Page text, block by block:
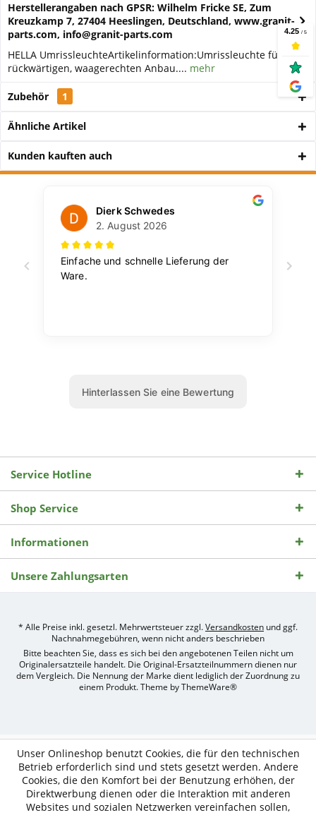
Herstellerangaben nach GPSR: Wilhelm Fricke SE, Zum
Kreuzkamp 7, 27404 Heeslingen, Deutschland, www.granit-
parts.com, info@granit-parts.com
HELLA UmrissleuchteArtikelinformation:Umrissleuchte für
rückwärtigen, waagerechten Anbau.... mehr
Zubehör 1
Ähnliche Artikel
Kunden kauften auch
Service Hotline
Shop Service
Informationen
Unsere Zahlungsarten
* Alle Preise inkl. gesetzl. Mehrwertsteuer zzgl.Versandkosten und ggf.
Nachnahmegebühren, wenn nicht anders beschrieben
Bitte beachten Sie, dass es sich bei den angebotenen Teilen nicht um
Originalersatzteile handelt. Die Original-Ersatzteilnummern dienen nur
dem Vergleich. Die Nennung der Marke dient lediglich der Zuordnung zu
einem Produkt. Theme byThemeWare®
Shops
durch
nitio
mediasign,
Unser Onlineshop benutzt Cookies, die für den technischen
Betrieb erforderlich sind und stets gesetzt werden. Andere
Cookies, die den Komfort bei der Benutzung erhöhen, der
Direktwerbung dienen oder die Interaktion mit anderen
Websites und sozialen Netzwerken vereinfachen sollen,